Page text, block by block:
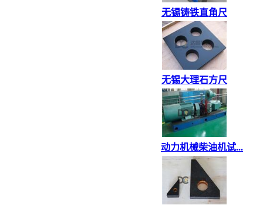
无锡铸铁直角尺
无锡大理石方尺
动力机械柴油机试...